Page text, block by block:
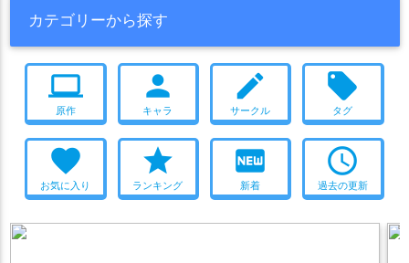
カテゴリーから探す
computer
原作
person
キャラ
create
サークル
local_offer
タグ
favorite
お気に入り
star
ランキング
fiber_new
新着
access_time
過去の更新